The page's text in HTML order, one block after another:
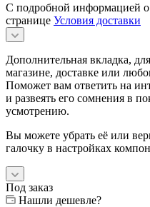
С подробной информацией о
странице Условия доставки
Дополнительная вкладка,
магазине, доставке или
Поможет вам ответить на
и развеять его сомнения в
усмотрению.
Вы можете убрать её или
галочку в настройках
Под заказ
Нашли дешевле?